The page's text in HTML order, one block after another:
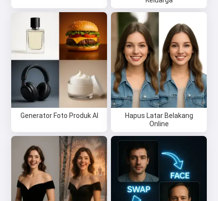
Generator Foto Produk AI
Hapus Latar Belakang
Online